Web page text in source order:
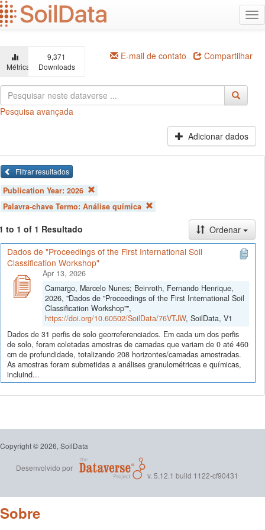
Ir
para
o
principal
Métricas
9,371
Downloads
E-mail de contato Compartilhar
Pesquisa avançada
Adicionar dados
Filtrar resultados
Publication Year: 2026
Palavra-chave Termo: Análise química
to 1 of 1 Resultado
Ordenar
Dados de "Proceedings of the First International Soil
Classification Workshop"
Apr 13, 2026
Camargo, Marcelo Nunes; Beinroth, Fernando Henrique,
2026, "Dados de "Proceedings of the First International Soil
Classification Workshop"",
https://doi.org/10.60502/SoilData/76VTJW, SoilData, V1
Dados de 31 perfis de solo georreferenciados. Em cada um dos perfis
de solo, foram coletadas amostras de camadas que variam de 0 até 460
cm de profundidade, totalizando 208 horizontes/camadas amostradas.
As amostras foram submetidas a análises granulométricas e químicas,
incluind...
Copyright © 2026, SoilData
Desenvolvido por
v. 5.12.1 build 1122-cf90431
Sobre